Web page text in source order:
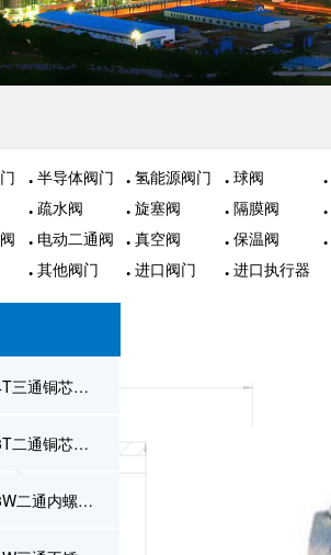
半导体阀门 氢能源阀门 球阀
疏水阀 旋塞阀 隔膜阀
电动二通阀 真空阀 保温阀
其他阀门 进口阀门 进口执行器
X44T三通铜芯旋塞阀
X43T二通铜芯旋塞阀
X13W二通内螺纹全铜旋塞阀